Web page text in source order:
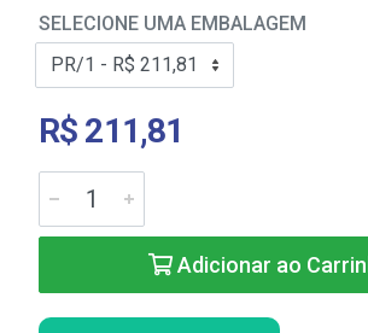
SELECIONE UMA EMBALAGEM
R$ 211,81
Adicionar ao